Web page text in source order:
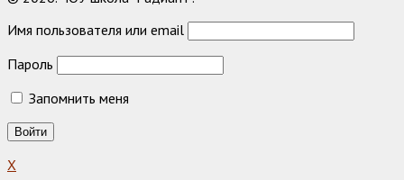
Имя пользователя или email
Пароль
Запомнить меня
X